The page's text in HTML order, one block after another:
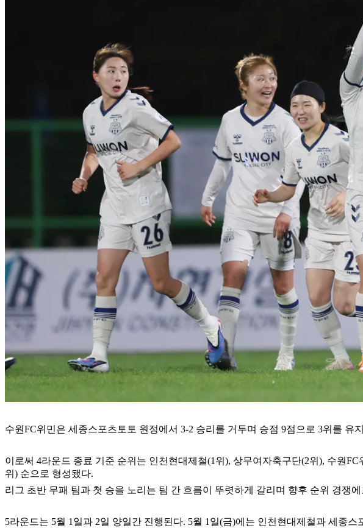
수원FC위민은 세종스포츠토토 원정에서 3-2 승리를 거두며 승점 9점으로 3위를
이로써 4라운드 종료 기준 순위는 인천현대제철(1위), 상무여자축구단(2위), 수원
위) 순으로 형성됐다.
리그 초반 무패 팀과 첫 승을 노리는 팀 간 흐름이 뚜렷하게 갈리며 향후 순위 경쟁
5라운드는 5월 1일과 2일 양일간 진행된다. 5월 1일(금)에는 인천현대제철과 세종